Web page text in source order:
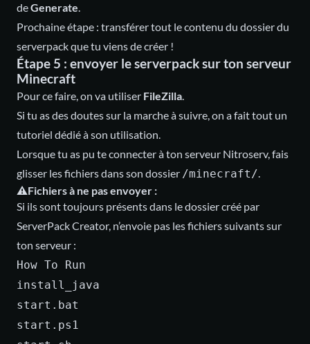
deGenerate.
Prochaine étape : transférer tout le contenu du dossier du
serverpack que tu viens de créer !
Étape 5 : envoyer le serverpack sur ton serveur
Minecraft
Pour ce faire, on va utiliser FileZilla.
Si tu as des doutes sur la marche à suivre, on a faittout un
tutoriel dédié à son utilisation.
Lorsque tu as pu te connecter à ton serveur Nitroserv, fais
glisser les fichiers dans son dossier /minecraft/.
⚠️Fichiers à ne pas envoyer :
Si ils sont toujours présents dans le dossier créé par
ServerPack Creator, n’envoie pas les fichiers suivants sur
ton serveur :
How To Run
install_java
start.bat
start.ps1